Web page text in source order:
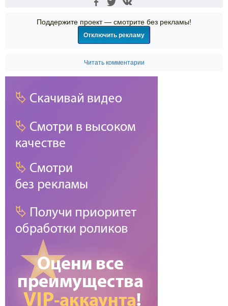
Поддержите проект — смотрите без рекламы!
Отключить рекламу
Читать комментарии